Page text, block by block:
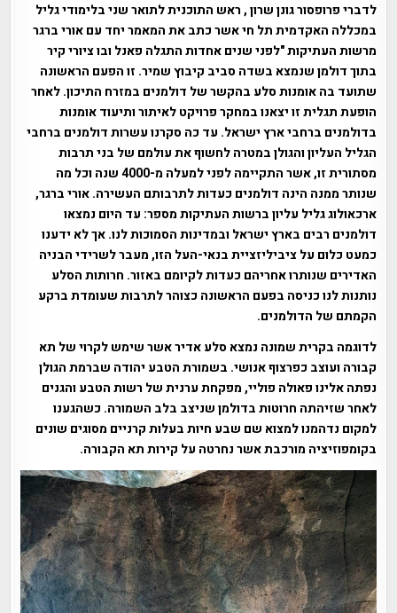
לדברי פרופסור גונן שרון , ראש התוכנית לתואר שני בלימודי גליל
במכללה האקדמית תל חי אשר כתב את המאמר יחד עם אורי ברגר
מרשות העתיקות "לפני שנים אחדות התגלה פאנל ובו ציורי קיר
בתוך דולמן שנמצא בשדה סביב קיבוץ שמיר. זו הפעם הראשונה
שתועד בה אומנות סלע בהקשר של דולמנים במזרח התיכון. לאחר
הופעת תגלית זו יצאנו במחקר פרויקט לאיתור ותיעוד אומנות
בדולמנים ברחבי ארץ ישראל. עד כה סקרנו עשרות דולמנים ברחבי
הגליל העליון והגולן במטרה לחשוף את עולמם של בני תרבות
מסתורית זו, אשר התקיימה לפני למעלה מ-4000 שנה וכל מה
שנותר ממנה הינה דולמנים כעדות לתרבותם העשירה.אורי ברגר,
ארכאולוג גליל עליון ברשות העתיקות מספר: עד היום נמצאו
דולמנים רבים בארץ ישראל ובמדינות הסמוכות לנו. אך לא ידענו
כמעט כלום על ציביליזציית בנאי-העל הזו, מעבר לשרידי הבניה
האדירים שנותרו אחריהם כעדות לקיומם באזור. חרותות הסלע
נותנות לנו כניסה בפעם הראשונה כצוהר לתרבות שעומדת ברקע
הקמתם של הדולמנים.
לדוגמה בקרית שמונה נמצא סלע אדיר אשר שימש לקרוי של תא
קבורה ועוצב כפרצוף אנושי. בשמורת הטבע יהודה שברמת הגולן
נפתה אלינו פאולה פוליי, מפקחת ערנית של רשות הטבע והגנים
לאחר שזיהתה חרוטות בדולמן שניצב בלב השמורה. כשהגענו
למקום נדהמנו למצוא שם שבע חיות בעלות קרניים מסוגים שונים
בקומפוזיציה מורכבת אשר נחרטה על קירות תא הקבורה.